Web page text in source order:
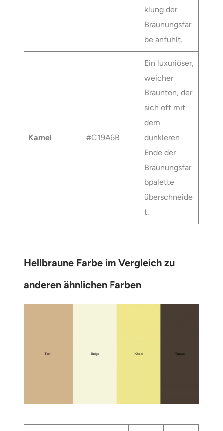
klung der
Bräunungsfar
be anfühlt.
Kamel #C19A6B
Ein luxuriöser,
weicher
Braunton, der
sich oft mit
dem
dunkleren
Ende der
Bräunungsfar
bpalette
überschneide
t.
Hellbraune Farbe im Vergleich zu
anderen ähnlichen Farben